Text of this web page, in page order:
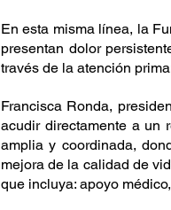
En esta misma línea, la
presentan dolor
través de la atención
Francisca Ronda,
acudir directamente a un
amplia y coordinada,
mejora de la calidad de
que incluya: apoyo